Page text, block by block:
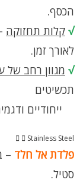
הכסף.
√ קלות תחזוקה
לאורך זמן.
√ מגוון רחב של
תכשיטים
ייחודיים
Stainless Steel
פלדת אל חלד
סטיל.